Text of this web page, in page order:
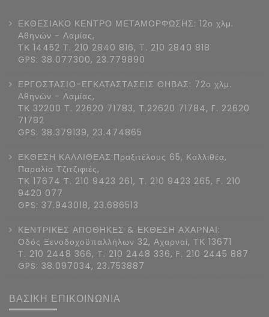
ΕΚΘΕΣΙΑΚΟ ΚΕΝΤΡΟ ΜΕΤΑΜΟΡΦΩΣΗΣ: 12ο χλμ.
Αθηνών - Λαμίας,
ΤΚ 14452 Τ. 210 2840 816, Τ. 210 2840 818
GPS: 38.077300, 23.779890
ΕΡΓΟΣΤΑΣΙΟ-ΕΓΚΑΤΑΣΤΑΣΕΙΣ ΘΗΒΑΣ: 72ο χλμ.
Αθηνών - Λαμίας,
ΤΚ 32200 Τ. 22620 71783, T.22620 71784, F. 22620
71782
GPS: 38.379139, 23.474865
ΕΚΘΕΣΗ ΚΑΛΛΙΘΕΑΣ:Πραξιτέλους 65, Καλλιθέα,
Παραλία Τζιτζιφιές,
ΤΚ 17674 Τ. 210 9423 261, T. 210 9423 265, F. 210
9420 077
GPS: 37.943018, 23.686513
ΚΕΝΤΡΙΚΕΣ ΑΠΟΘΗΚΕΣ & ΕΚΘΕΣΗ ΑΧΑΡΝΑΙ:
Οδός Ξενοδοχοϋπαλλήλων 32, Αχαρναί, ΤΚ 13671
Τ. 210 2448 366, T. 210 2448 336, F. 210 2445 887
GPS: 38.097034, 23.753887
ΒΑΣΙΚΗ ΕΠΙΚΟΙΝΩΝΙΑ